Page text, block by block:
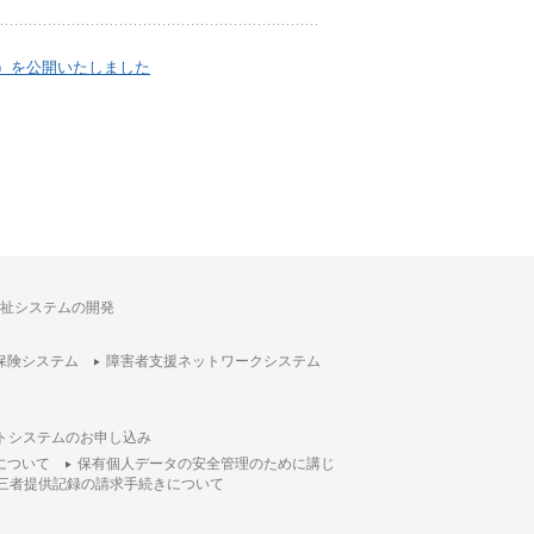
を公開いたしました
システムの開発
険システム 障害者支援ネットワークシステム
システムのお申し込み
ついて
保有個人データの安全管理のために講じ
者提供記録の請求手続きについて